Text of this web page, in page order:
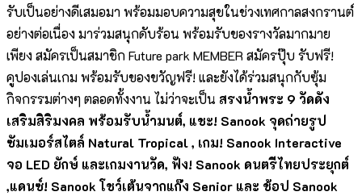
รับเป็นอย่างดีเสมอมา พร้อมมอบความสุขในช่วงเทศกาลสงกรานต์
อย่างต่อเนื่อง มาร่วมสนุกดับร้อน พร้อมรับของรางวัลมากมาย
เพียง สมัครเป็นสมาชิก Future park MEMBER สมัครปุ๊บ รับฟรี!
คูปองเล่นเกม พร้อมรับของขวัญฟรี! และยังได้ร่วมสนุกกับซุ้ม
กิจกรรมต่างๆ ตลอดทั้งงาน ไม่ว่าจะเป็น สรงน้ำพระ 9 วัดดัง
เสริมสิริมงคล พร้อมรับน้ำมนต์, แชะ! Sanook จุดถ่ายรูป
ซัมเมอร์สไตล์ Natural Tropical , เกม! Sanook Interactive
จอ LED ยักษ์ และเกมงานวัด, ฟัง! Sanook ดนตรีไทยประยุกต์
,แดนซ์! Sanook โชว์เต้นจากแก๊ง Senior และ ช้อป Sanook